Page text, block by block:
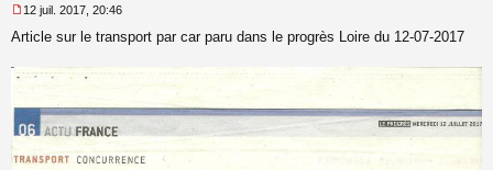
e
s
e
n
o
12 juil. 2017, 20:46
Article sur le transport par car paru dans le progrès Loire du 12-07-2017